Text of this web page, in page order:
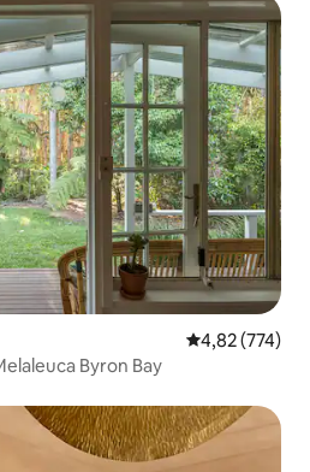
Gemiddelde
4,82 (774)
Byron Bay